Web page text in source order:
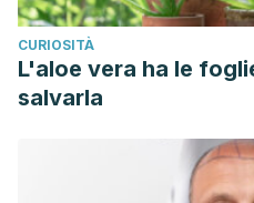
CURIOSITÀ
L'aloe vera ha le
salvarla